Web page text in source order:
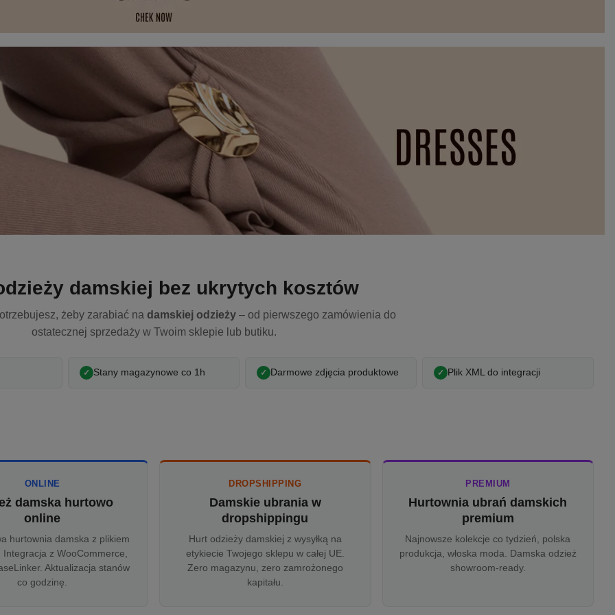
damskiej bez ukrytych kosztów
żeby zarabiać na damskiej odzieży – od pierwszego zamówienia do
ostatecznej sprzedaży w Twoim sklepie lub butiku.
Stany magazynowe co 1h Darmowe zdjęcia produktowe Plik XML do integracji
ONLINE
damska hurtowo
online
hurtownia damska z plikiem
Integracja z WooCommerce,
Aktualizacja stanów
co godzinę.
DROPSHIPPING
Damskie ubrania w
dropshippingu
Hurt odzieży damskiej z wysyłką na
etykiecie Twojego sklepu w całej UE.
Zero magazynu, zero zamrożonego
kapitału.
PREMIUM
Hurtownia ubrań damskich
premium
Najnowsze kolekcje co tydzień, polska
produkcja, włoska moda. Damska odzież
showroom-ready.